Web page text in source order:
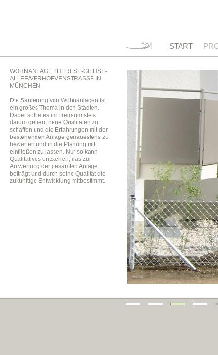
START
WOHNANLAGE THERESE-GIEHSE-
ALLEE/VERHOEVENSTRASSE IN
MÜNCHEN
Die Sanierung von Wohnanlagen ist
ein großes Thema in den Städten.
Dabei sollte es im Freiraum stets
darum gehen, neue Qualitäten zu
schaffen und die Erfahrungen mit der
bestehenden Anlage genauestens zu
bewerten und in die Planung mit
einfließen zu lassen. Nur so kann
Qualitatives entstehen, das zur
Aufwertung der gesamten Anlage
beiträgt und durch seine Qualität die
zukünftige Entwicklung mitbestimmt.